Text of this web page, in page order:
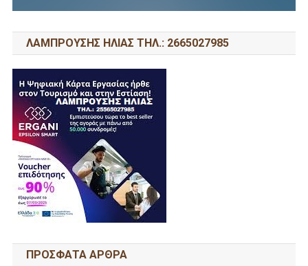
ΛΑΜΠΡΟΥΣΗΣ ΗΛΙΑΣ ΤΗΛ.: 2665027985
ΠΡΌΣΦΑΤΑ ΆΡΘΡΑ